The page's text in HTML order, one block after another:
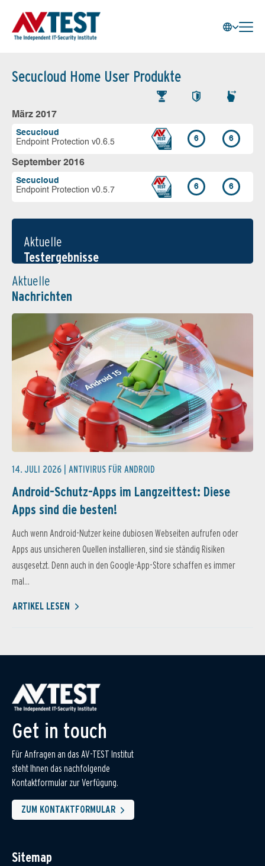
Secucloud Home User Produkte
März 2017
Secucloud
Endpoint Protection v0.6.5
6 6
September 2016
Secucloud
Endpoint Protection v0.5.7
6 6
Aktuelle
Testergebnisse
Aktuelle
Nachrichten
14. JULI 2026 | ANTIVIRUS FÜR ANDROID
Android-Schutz-Apps im Langzeittest: Diese
Apps sind die besten!
Auch wenn Android-Nutzer keine dubiosen Webseiten aufrufen oder
Apps aus unsicheren Quellen installieren, sind sie ständig Risiken
ausgesetzt. Denn auch in den Google-App-Store schaffen es immer
mal...
ARTIKEL LESEN
Get in touch
Für Anfragen an das AV-TEST Institut
steht Ihnen das nachfolgende
Kontaktformular zur Verfügung.
ZUM KONTAKTFORMULAR
Sitemap